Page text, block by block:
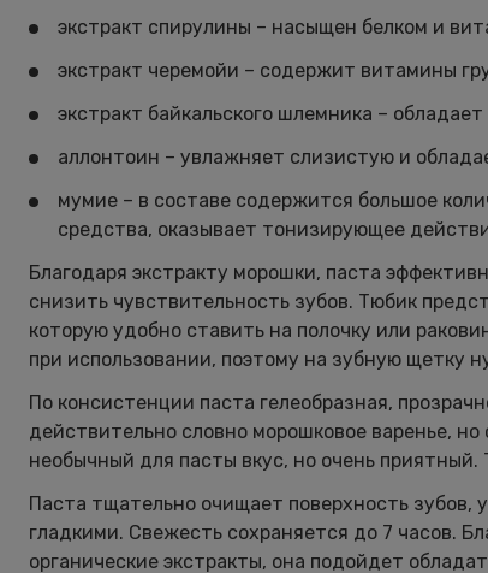
экстракт спирулины – насыщен белком и
экстракт черемойи – содержит витамины
экстракт байкальского шлемника –
аллонтоин – увлажняет слизистую и
мумие – в составе содержится большое
средства, оказывает тонизирующее
Благодаря экстракту морошки, паста
снизить чувствительность зубов. Тюбик
которую удобно ставить на полочку или
при использовании, поэтому на зубную щетку
По консистенции паста гелеобразная,
действительно словно морошковое варенье,
необычный для пасты вкус, но очень
Паста тщательно очищает поверхность зубов,
гладкими. Свежесть сохраняется до 7 часов.
органические экстракты, она подойдет